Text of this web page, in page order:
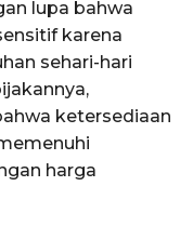
lupa bahwa
karena
sehari-hari
ketersediaan
harga